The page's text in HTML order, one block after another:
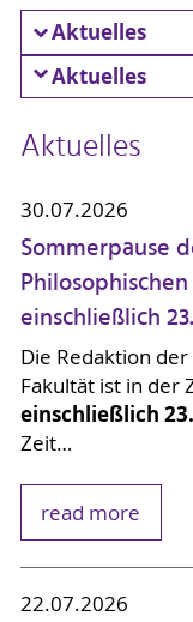
Aktuelles
Aktuelles
Aktuelles
30.07.2026
Sommerpause
einschließlich
Die Redaktion
Fakultät ist in der
einschließlich
Zeit…
read more
22.07.2026